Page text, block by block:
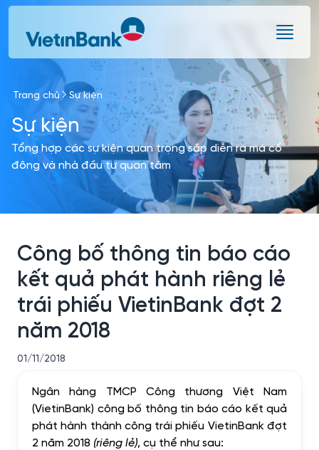
Skip to Main Content
Trang chủ Sự kiện
Sự kiện
Tổng hợp các sự kiện quan trọng sắp diễn ra mà cổ
đông và nhà đầu tư quan tâm
Công bố thông tin báo cáo
kết quả phát hành riêng lẻ
trái phiếu VietinBank đợt 2
năm 2018
01/11/2018
Ngân hàng TMCP Công thương Việt Nam
(VietinBank) công bố thông tin báo cáo kết quả
phát hành thành công trái phiếu VietinBank đợt
2 năm 2018 (riêng lẻ), cụ thể như sau: